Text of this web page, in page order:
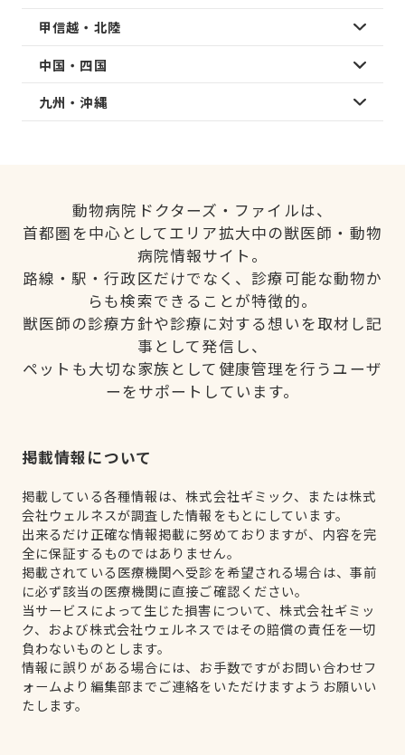
甲信越・北陸
中国・四国
九州・沖縄
動物病院ドクターズ・ファイルは、
首都圏を中心としてエリア拡大中の獣医師・動物
病院情報サイト。
路線・駅・行政区だけでなく、診療可能な動物か
らも検索できることが特徴的。
獣医師の診療方針や診療に対する想いを取材し記
事として発信し、
ペットも大切な家族として健康管理を行うユーザ
ーをサポートしています。
掲載情報について
掲載している各種情報は、株式会社ギミック、または株式
会社ウェルネスが調査した情報をもとにしています。
出来るだけ正確な情報掲載に努めておりますが、内容を完
全に保証するものではありません。
掲載されている医療機関へ受診を希望される場合は、事前
に必ず該当の医療機関に直接ご確認ください。
当サービスによって生じた損害について、株式会社ギミッ
ク、および株式会社ウェルネスではその賠償の責任を一切
負わないものとします。
情報に誤りがある場合には、お手数ですがお問い合わせフ
ォームより編集部までご連絡をいただけますようお願いい
たします。